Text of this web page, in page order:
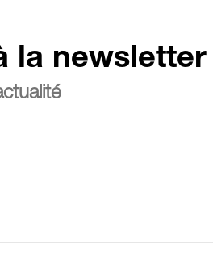
la newsletter